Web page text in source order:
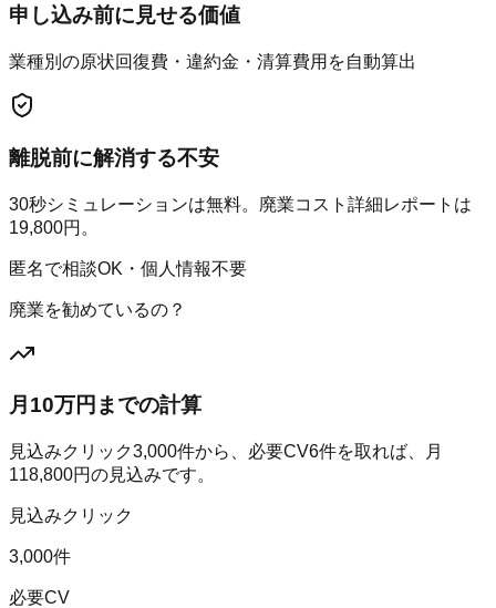
申し込み前に見せる価値
業種別の原状回復費・違約金・清算費用を自動算出
離脱前に解消する不安
30秒シミュレーションは無料。廃業コスト詳細レポートは
19,800円。
匿名で相談OK・個人情報不要
廃業を勧めているの？
月10万円までの計算
見込みクリック3,000件から、必要CV6件を取れば、月
118,800円の見込みです。
見込みクリック
3,000件
必要CV